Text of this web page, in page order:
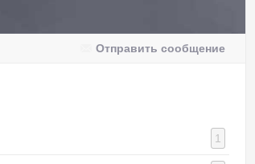
Отправить сообщение
1